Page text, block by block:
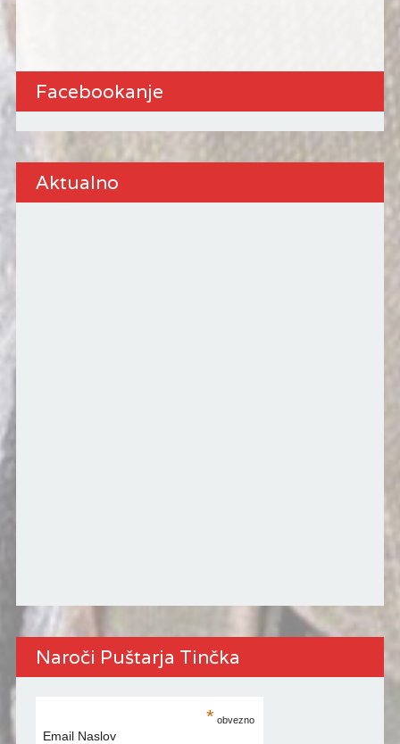
Facebookanje
Aktualno
Naroči Puštarja Tinčka
* obvezno
Email Naslov